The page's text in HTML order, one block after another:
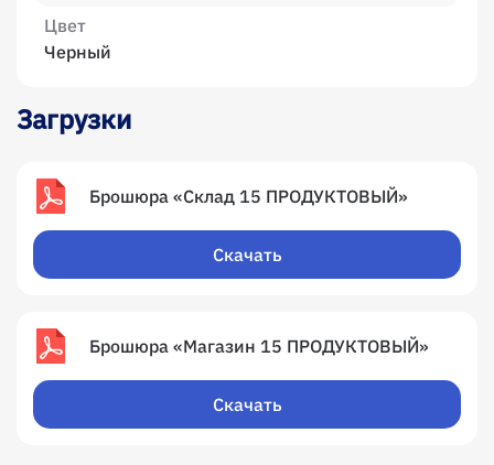
Цвет
Черный
Загрузки
Брошюра «Склад 15 ПРОДУКТОВЫЙ»
Скачать
Брошюра «Магазин 15 ПРОДУКТОВЫЙ»
Скачать